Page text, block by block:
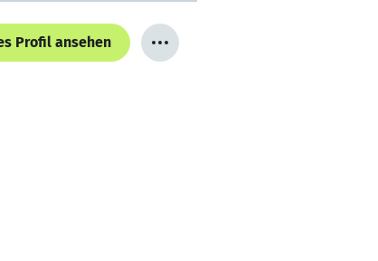
Profil ansehen